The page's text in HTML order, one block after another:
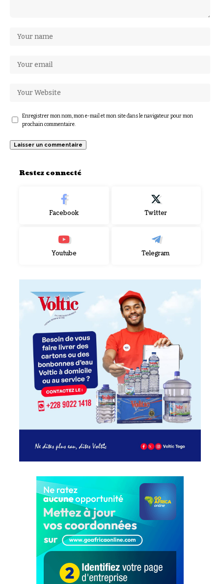
Enregistrer mon nom, mon e-mail et mon site dans le navigateur pour mon
prochain commentaire.
Restez connecté
Facebook Twitter
Youtube Telegram